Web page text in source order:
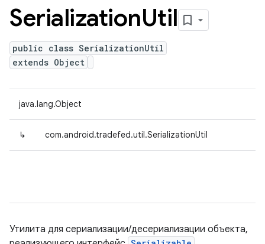
SerializationUtil
public class SerializationUtil
extends Object
java.lang.Object
↳ com.android.tradefed.util.SerializationUtil
Утилита для сериализации/десериализации объекта,